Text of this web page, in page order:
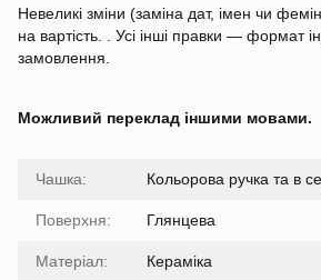
Невеликі зміни (заміна дат, імен чи
на вартість. . Усі інші правки — формат
замовлення.
Можливий переклад іншими мовами.
Чашка: Кольорова ручка та в
Поверхня: Глянцева
Матеріал: Кераміка